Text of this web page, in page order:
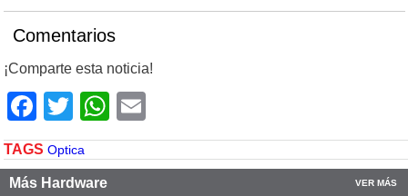
Comentarios
¡Comparte esta noticia!
Facebook
TwitterWhatsApp
TAGS Optica
Más Hardware VER MÁS